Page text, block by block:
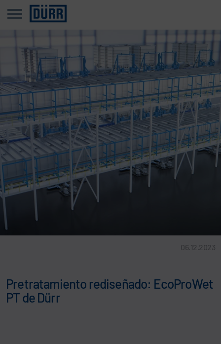
06.12.2023
Pretratamiento rediseñado: EcoProWet
PT de Dürr